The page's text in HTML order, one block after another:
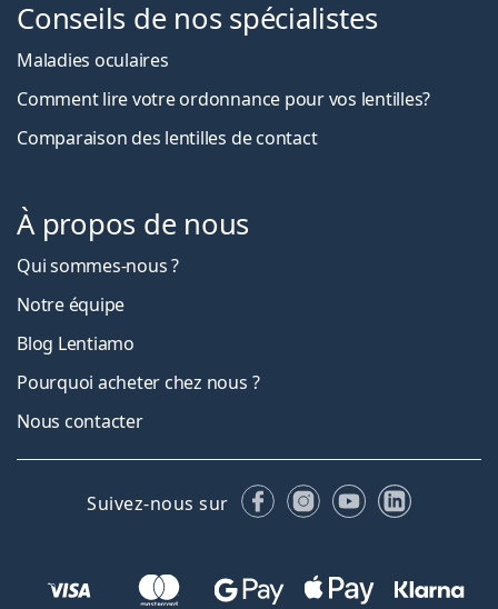
Conseils de nos spécialistes
Maladies oculaires
Comment lire votre ordonnance pour vos lentilles?
Comparaison des lentilles de contact
À propos de nous
Qui sommes-nous ?
Notre équipe
Blog Lentiamo
Pourquoi acheter chez nous ?
Nous contacter
Suivez-nous sur FacebookInstagram
YouTubeLinkedIn